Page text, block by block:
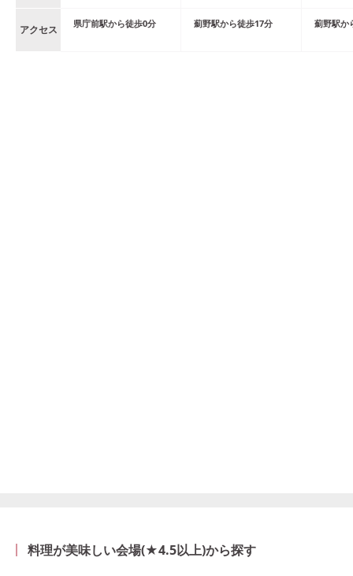
アクセス 県庁前駅から徒歩0分 薊野駅から徒歩17分 薊野駅か
料理が美味しい会場(★4.5以上)から探す